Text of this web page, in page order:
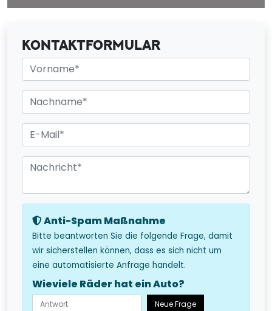
KONTAKTFORMULAR
Anti-Spam Maßnahme
Bitte beantworten Sie die folgende Frage, damit
wir sicherstellen können, dass es sich nicht um
eine automatisierte Anfrage handelt.
Wieviele Räder hat ein Auto?
Neue Frage